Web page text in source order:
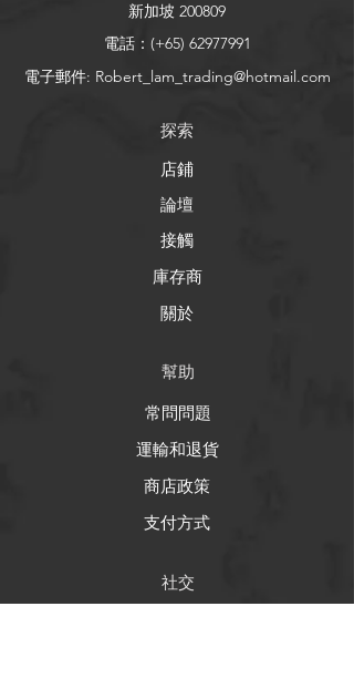
新加坡 200809
電話：(+65) 62977991
電子郵件: Robert_lam_trading@hotmail.com
探索
店鋪
論壇
接觸
庫存商
關於
幫助
常問問題
運輸和退貨
商店政策
支付方式
社交